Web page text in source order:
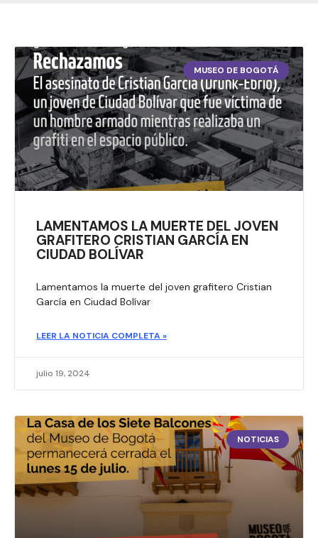
MUSEO DE BOGOTÁ
LAMENTAMOS LA MUERTE DEL JOVEN
GRAFITERO CRISTIAN GARCÍA EN
CIUDAD BOLÍVAR
Lamentamos la muerte del joven grafitero Cristian
García en Ciudad Bolívar
LEER LA NOTICIA COMPLETA »
julio 19, 2024
NOTICIAS